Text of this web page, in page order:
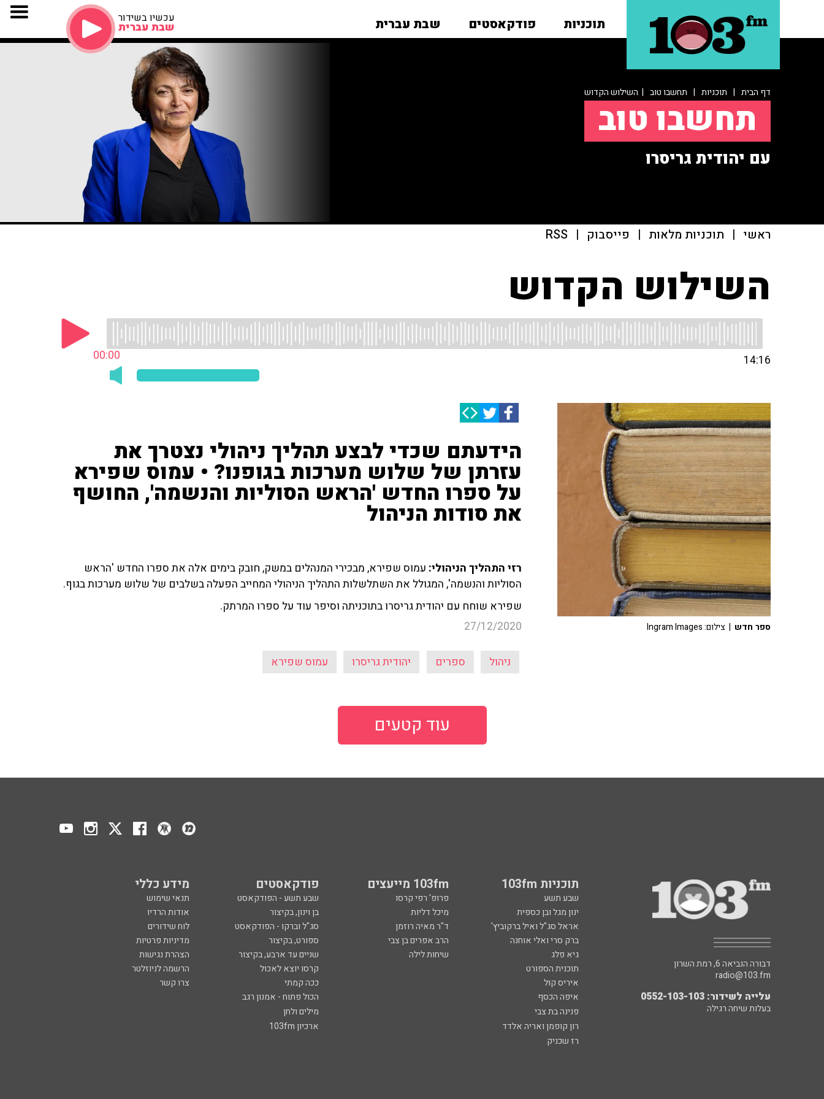
תוכניות פודקאסטים שבת עברית עכשיו בשידור
שבת עברית
דף הבית | תוכניות | תחשבו טוב | השילוש הקדוש
תחשבו טוב
עם יהודית גריסרו
ראשי | תוכניות מלאות | פייסבוק |
RSS
השילוש הקדוש
00:00 14:16
הידעתם שכדי לבצע תהליך ניהולי נצטרך את
עזרתן של שלוש מערכות בגופנו? • עמוס שפירא
על ספרו החדש 'הראש הסוליות והנשמה', החושף
את סודות הניהול
רזי התהליך הניהולי: עמוס שפירא, מבכירי המנהלים במשק, חובק בימים אלה את ספרו החדש 'הראש
הסוליות והנשמה', המגולל את השתלשלות התהליך הניהולי המחייב הפעלה בשלבים של שלוש מערכות בגוף.
שפירא שוחח עם יהודית גריסרו בתוכניתה וסיפר עוד על ספרו המרתק.
27/12/2020
ניהול ספרים יהודית גריסרו עמוס שפירא
ספר חדש | צילום: Ingram Images
עוד קטעים
תוכניות 103fm 103fm מייעצים פודקאסטים מידע כללי
שבע תשע פרופ' רפי קרסו שבע תשע - הפודקאסט
תנאי שימוש
ינון מגל ובן כספית
מיכל דליות בן וינון, בקיצור
אודות הרדיו
אראל סג"ל ואיל ברקוביץ'
ד"ר מאיה רוזמן סג"ל וברקו - הפודקאסט
לוח שידורים
ברק סרי ואלי אוחנה
הרב אפרים בן צבי ספורט, בקיצור
מדיניות פרטיות
גיא פלג
שיחות לילה שניים עד ארבע, בקיצור
הצהרת נגישות
תוכנית הספורט
קרסו יוצא לאכול
הרשמה לניוזלטר
איריס קול
ככה קמתי
צרו קשר
איפה הכסף
הכול פתוח - אמנון רגב
פנינה בת צבי
מילים ולחן
רון קופמן ואריה אלדד
ארכיון 103fm
רז שכניק
דבורה הנביאה 6, רמת השרון
radio@103.fm
עלייה לשידור: 0552-103-103
בעלות שיחה רגילה